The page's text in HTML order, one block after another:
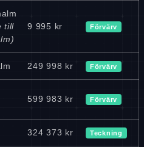
till
9 995 kr Förvärv
249 998 kr Förvärv
599 983 kr Förvärv
324 373 kr Teckning